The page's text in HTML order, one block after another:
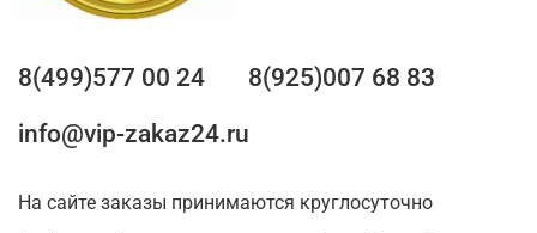
8(499)577 00 24
8(925)007 68 83
info@vip-zakaz24.ru
На сайте заказы принимаются круглосуточно